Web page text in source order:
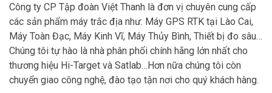
Công ty CP Tập đoàn Việt Thanh là đơn vị chuyên cung cấp
các sản phẩm máy trắc địa như: Máy GPS RTK tại Lào Cai,
Máy Toàn Đạc, Máy Kinh Vĩ, Máy Thủy Bình, Thiết bị đo sâu…
Chúng tôi tự hào là nhà phân phối chính hãng lớn nhất cho
thương hiệu Hi-Target và Satlab…Hơn nữa chúng tôi còn
chuyển giao công nghệ, đào tạo tận nơi cho quý khách hàng.